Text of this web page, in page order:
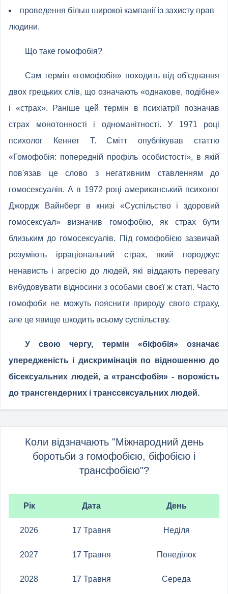
проведення більш широкої кампанії із захисту прав
людини.
Що таке гомофобія?
Сам термін «гомофобія» походить від об'єднання
двох грецьких слів, що означають «однакове, подібне»
і «страх». Раніше цей термін в психіатрії позначав
страх монотонності і одноманітності. У 1971 році
психолог Кеннет Т. Смітт опублікував статтю
«Гомофобія: попередній профіль особистості», в якій
пов'язав це слово з негативним ставленням до
гомосексуалів. А в 1972 році американський психолог
Джордж Вайнберг в книзі «Суспільство і здоровий
гомосексуал» визначив гомофобію, як страх бути
близьким до гомосексуалів. Під гомофобією зазвичай
розуміють ірраціональний страх, який породжує
ненависть і агресію до людей, які віддають перевагу
вибудовувати відносини з особами своєї ж статі. Часто
гомофоби не можуть пояснити природу свого страху,
але це явище шкодить всьому суспільству.
У свою чергу, термін «біфобія» означає
упередженість і дискримінація по відношенню до
бісексуальних людей, а «трансфобія» - ворожість
до трансгендерних і транссексуальних людей.
Коли відзначають "Міжнародний день
боротьби з гомофобією, біфобією і
трансфобією"?
Рік Дата День
2026 17 Травня Неділя
2027 17 Травня Понеділок
2028 17 Травня Середа